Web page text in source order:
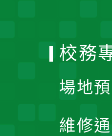
校務
場地
維修